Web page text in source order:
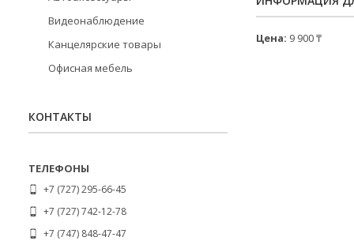
Цена: 9 900 ₸
Видеонаблюдение
Канцелярские товары
Офисная мебель
КОНТАКТЫ
+7 (727) 295-66-45
+7 (727) 742-12-78
+7 (747) 848-47-47